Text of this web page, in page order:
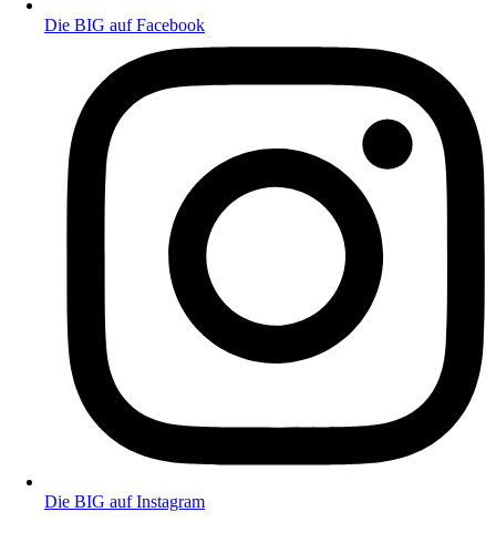
Die BIG auf Facebook
Die BIG auf Instagram